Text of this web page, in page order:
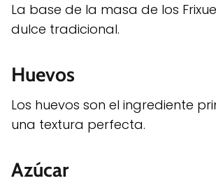
La base de la masa de los
dulce tradicional.
Huevos
Los huevos son el ingrediente
una textura perfecta.
Azúcar